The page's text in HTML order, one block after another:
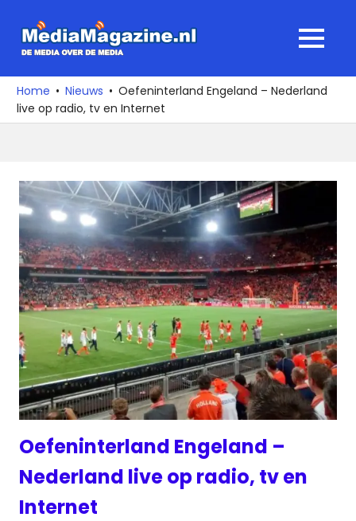
naar
media
over
de
MENU
Home Nieuws
Oefeninterland Engeland – Nederland
live op radio, tv en Internet
Oefeninterland Engeland –
Nederland live op radio, tv en
Internet